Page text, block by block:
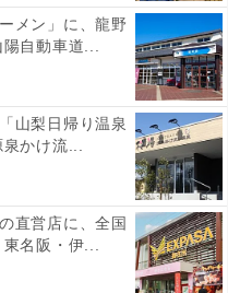
和風グリルチキン＆
」
メン」に、龍野
自動車道...
山梨日帰り温泉
かけ流...
直営店に、全国
名阪・伊...